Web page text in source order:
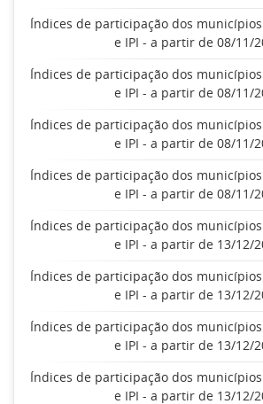
Índices de participação dos municípios
e IPI - a partir de 08/11/
Índices de participação dos municípios
e IPI - a partir de 08/11/
Índices de participação dos municípios
e IPI - a partir de 08/11/
Índices de participação dos municípios
e IPI - a partir de 08/11/
Índices de participação dos municípios
e IPI - a partir de 13/12/
Índices de participação dos municípios
e IPI - a partir de 13/12/
Índices de participação dos municípios
e IPI - a partir de 13/12/
Índices de participação dos municípios
e IPI - a partir de 13/12/